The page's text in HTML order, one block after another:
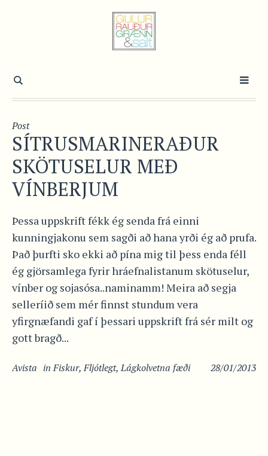
Post
SÍTRUSMARINERAÐUR
SKÖTUSELUR MEÐ
VÍNBERJUM
Þessa uppskrift fékk ég senda frá einni
kunningjakonu sem sagði að hana yrði ég að prufa.
Það þurfti sko ekki að pína mig til þess enda féll
ég gjörsamlega fyrir hráefnalistanum skötuselur,
vínber og sojasósa..naminamm! Meira að segja
selleríið sem mér finnst stundum vera
yfirgnæfandi gaf í þessari uppskrift frá sér milt og
gott bragð...
28/01/2013
Avista inFiskur,Fljótlegt,Lágkolvetna fæði